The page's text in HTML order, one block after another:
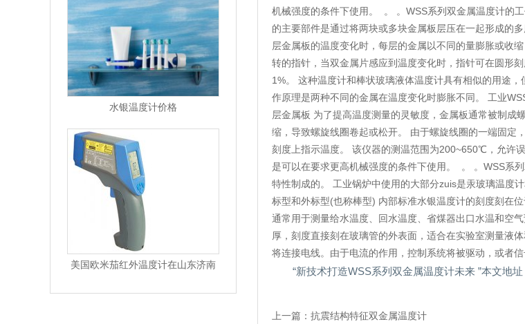
水银温度计价格
美国欧米茄红外温度计在山东济南
机械强度的条件下使用。 。 。WSS系列双金属温度计的
的主要部件是通过将两块或多块金属板层压在一起形成的
层金属板的温度变化时，每层的金属以不同的量膨胀或收
转的指针，当双金属片感应到温度变化时，指针可在圆形
1%。 这种温度计和棒状玻璃液体温度计具有相似的用途
作原理是两种不同的金属在温度变化时膨胀不同。 工业
层金属板 为了提高温度测量的灵敏度，金属板通常被制成
缩，导致螺旋线圈卷起或松开。 由于螺旋线圈的一端固定
刻度上指示温度。 该仪器的测温范围为200~650℃，允许
是可以在要求更高机械强度的条件下使用。 。 。WSS系
特性制成的。 工业锅炉中使用的大部分zuis是汞玻璃温度
标型和外标型(也称棒型) 内部标准水银温度计的刻度刻在
通常用于测量给水温度、回水温度、省煤器出口水温和空
厚，刻度直接刻在玻璃管的外表面，适合在实验室测量液
将连接电线。由于电流的作用，控制系统将被驱动，或者信
“新技术打造WSS系列双金属温度计未来 ”本文地
上一篇： 抗震结构特征双金属温度计